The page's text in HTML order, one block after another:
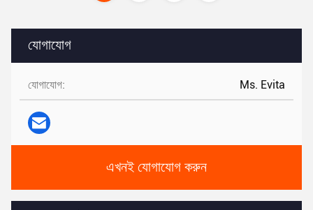
যোগাযোগ
যোগাযোগ: Ms. Evita
এখনই যোগাযোগ করুন